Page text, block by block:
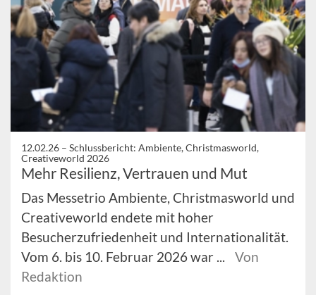
12.02.26 – Schlussbericht: Ambiente, Christmasworld,
Creativeworld 2026
Mehr Resilienz, Vertrauen und Mut
Das Messetrio Ambiente, Christmasworld und
Creativeworld endete mit hoher
Besucherzufriedenheit und Internationalität.
Vom 6. bis 10. Februar 2026 war ...
Von
Redaktion